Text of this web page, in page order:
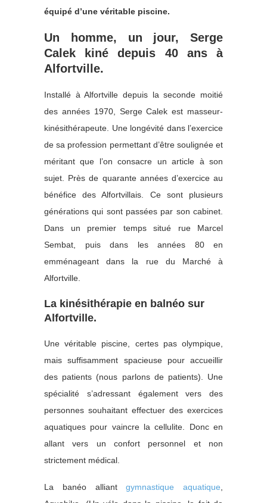
équipé d’une véritable piscine.
Un homme, un jour, Serge
Calek kiné depuis 40 ans à
Alfortville.
Installé à Alfortville depuis la seconde moitié
des années 1970, Serge Calek est masseur-
kinésithérapeute. Une longévité dans l’exercice
de sa profession permettant d’être soulignée et
méritant que l’on consacre un article à son
sujet. Près de quarante années d’exercice au
bénéfice des Alfortvillais. Ce sont plusieurs
générations qui sont passées par son cabinet.
Dans un premier temps situé rue Marcel
Sembat, puis dans les années 80 en
emménageant dans la rue du Marché à
Alfortville.
La kinésithérapie en balnéo sur
Alfortville.
Une véritable piscine, certes pas olympique,
mais suffisamment spacieuse pour accueillir
des patients (nous parlons de patients). Une
spécialité s’adressant également vers des
personnes souhaitant effectuer des exercices
aquatiques pour vaincre la cellulite. Donc en
allant vers un confort personnel et non
strictement médical.
La banéo alliantgymnastique aquatique